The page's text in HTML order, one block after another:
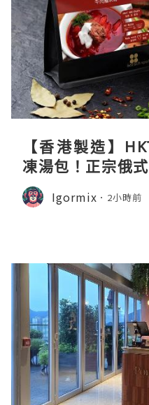
【香港製造】
凍湯包！正宗俄
龍蝦濃湯與生酮
Igormix 2小時前